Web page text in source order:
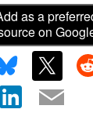
as a
on